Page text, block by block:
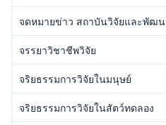
จดหมายข่าว สถาบันวิจัยและพัฒ
จรรยาวิชาชีพวิจัย
จริยธรรมการวิจัยในมนุษย์
จริยธรรมการวิจัยในสัตว์ทดลอง